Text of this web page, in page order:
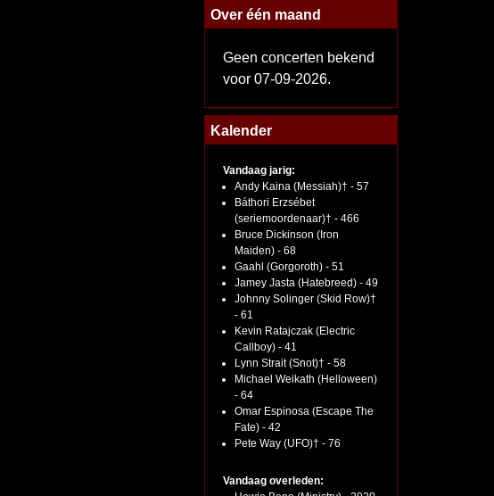
Over één maand
Geen concerten bekend
voor 07-09-2026.
Kalender
Vandaag jarig:
Andy Kaina (Messiah)† - 57
Báthori Erzsébet
(seriemoordenaar)† - 466
Bruce Dickinson (Iron
Maiden) - 68
Gaahl (Gorgoroth) - 51
Jamey Jasta (Hatebreed) - 49
Johnny Solinger (Skid Row)†
- 61
Kevin Ratajczak (Electric
Callboy) - 41
Lynn Strait (Snot)† - 58
Michael Weikath (Helloween)
- 64
Omar Espinosa (Escape The
Fate) - 42
Pete Way (UFO)† - 76
Vandaag overleden: